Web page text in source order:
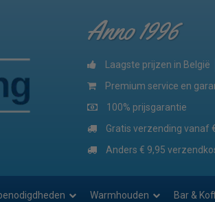
Anno 1996
Laagste prijzen in België
Premium service en
100% prijsgarantie
Gratis verzending vanaf
Anders € 9,95
Warmhouden Bar &